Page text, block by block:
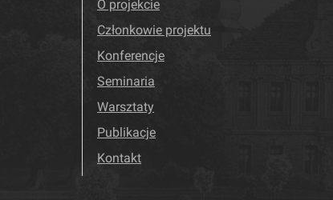
O projekcie
Członkowie projektu
Konferencje
Seminaria
Warsztaty
Publikacje
Kontakt